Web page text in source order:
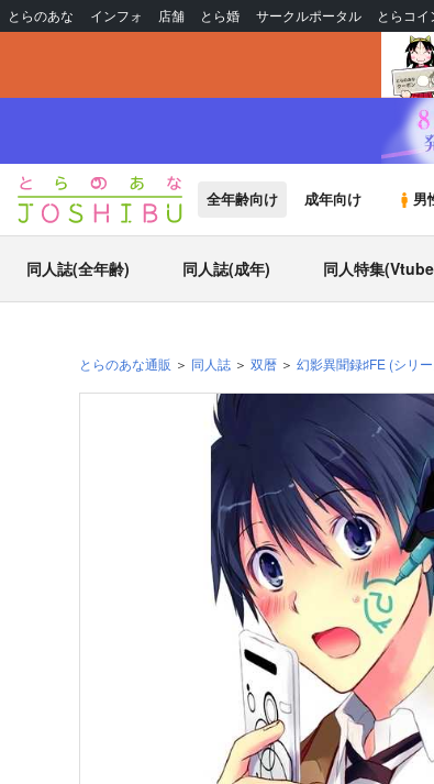
とらのあな インフォ 店舗 とら婚 サークルポータル とらコイ
全年齢向け 成年向け 男
同人誌(全年齢) 同人誌(成年) 同人特集
とらのあな通販 同人誌 双暦 幻影異聞録♯FE (シリ